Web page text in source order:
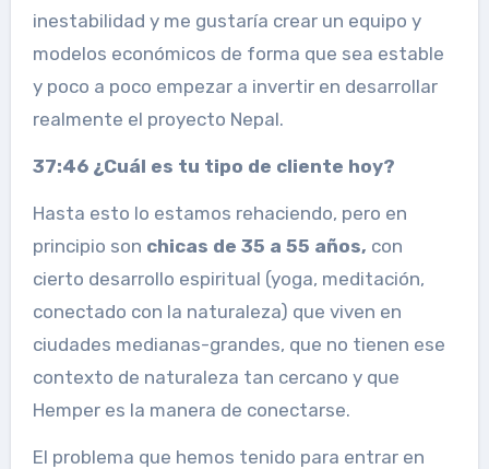
inestabilidad y me gustaría crear un equipo y
modelos económicos de forma que sea estable
y poco a poco empezar a invertir en desarrollar
realmente el proyecto Nepal.
37:46 ¿Cuál es tu tipo de cliente hoy?
Hasta esto lo estamos rehaciendo, pero en
principio son chicas de 35 a 55 años, con
cierto desarrollo espiritual (yoga, meditación,
conectado con la naturaleza) que viven en
ciudades medianas-grandes, que no tienen ese
contexto de naturaleza tan cercano y que
Hemper es la manera de conectarse.
El problema que hemos tenido para entrar en